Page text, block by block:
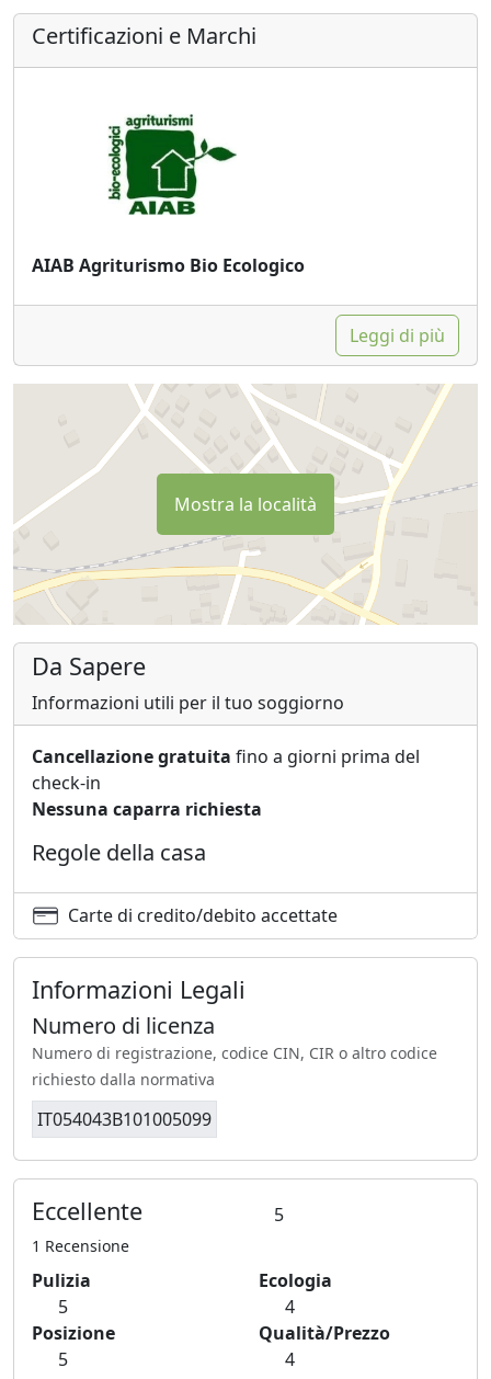
Certificazioni e Marchi
AIAB Agriturismo Bio Ecologico
Leggi di più
Mostra la località
Da Sapere
Informazioni utili per il tuo soggiorno
Cancellazione gratuita fino a giorni prima del
check-in
Nessuna caparra richiesta
Regole della casa
Carte di credito/debito accettate
Informazioni Legali
Numero di licenza
Numero di registrazione, codice CIN, CIR o altro codice
richiesto dalla normativa
IT054043B101005099
Eccellente 5
1 Recensione
Pulizia
5
Ecologia
4
Posizione
5
Qualità/Prezzo
4